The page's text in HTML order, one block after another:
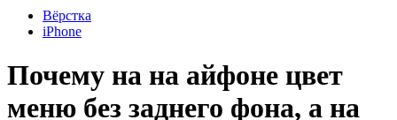
Вёрстка
iPhone
Почему на на айфоне цвет
меню без заднего фона, а на